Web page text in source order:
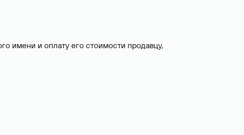
имени и оплату его стоимости продавцу,